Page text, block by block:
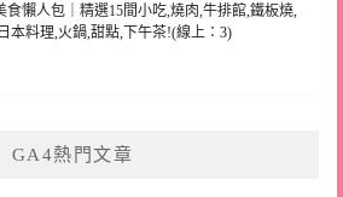
食懶人包｜精選15間小吃,燒肉,牛排館,鐵板燒,
本料理,火鍋,甜點,下午茶!(線上：3)
GA4熱門文章